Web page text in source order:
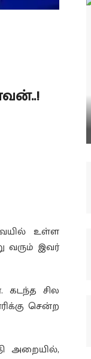
உள்ள
வரும் இவர்
சில
சென்ற
அறையில்,